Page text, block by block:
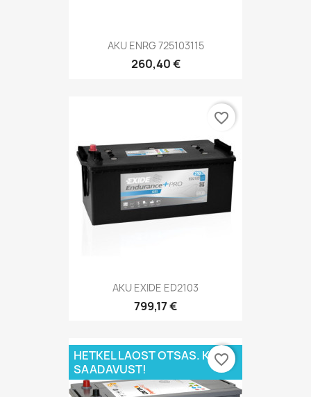
AKU ENRG 725103115
260,40 €
AKU EXIDE ED2103
799,17 €
favorite_border
HETKEL LAOST OTSAS. KÜSI
SAADAVUST!
favorite_border